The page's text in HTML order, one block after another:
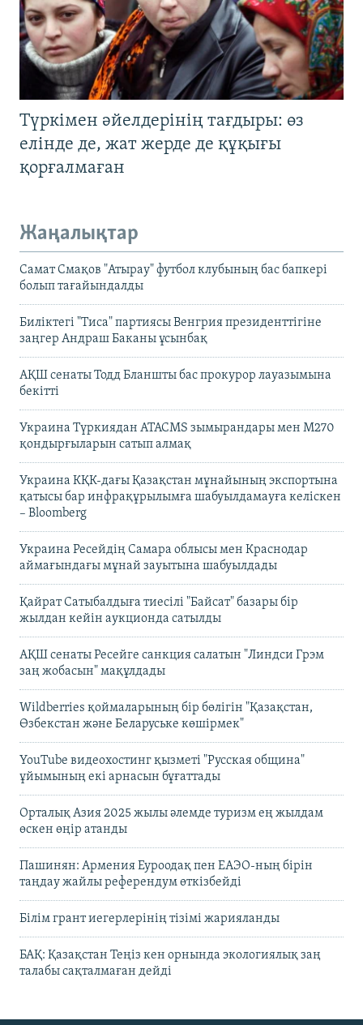
Түркімен әйелдерінің тағдыры: өз
елінде де, жат жерде де құқығы
қорғалмаған
Жаңалықтар
Самат Смақов "Атырау" футбол клубының бас бапкері
болып тағайындалды
Биліктегі "Тиса" партиясы Венгрия президенттігіне
заңгер Андраш Баканы ұсынбақ
АҚШ сенаты Тодд Бланшты бас прокурор лауазымына
бекітті
Украина Түркиядан ATACMS зымырандары мен M270
қондырғыларын сатып алмақ
Украина КҚК-дағы Қазақстан мұнайының экспортына
қатысы бар инфрақұрылымға шабуылдамауға келіскен
– Bloomberg
Украина Ресейдің Самара облысы мен Краснодар
аймағындағы мұнай зауытына шабуылдады
Қайрат Сатыбалдыға тиесілі "Байсат" базары бір
жылдан кейін аукционда сатылды
АҚШ сенаты Ресейге санкция салатын "Линдси Грэм
заң жобасын" мақұлдады
Wildberries қоймаларының бір бөлігін "Қазақстан,
Өзбекстан және Беларуське көшірмек"
YouTube видеохостинг қызметі "Русская община"
ұйымының екі арнасын бұғаттады
Орталық Азия 2025 жылы әлемде туризм ең жылдам
өскен өңір атанды
Пашинян: Армения Еуроодақ пен ЕАЭО-ның бірін
таңдау жайлы референдум өткізбейді
Білім грант иегерлерінің тізімі жарияланды
БАҚ: Қазақстан Теңіз кен орнында экологиялық заң
талабы сақталмаған дейді